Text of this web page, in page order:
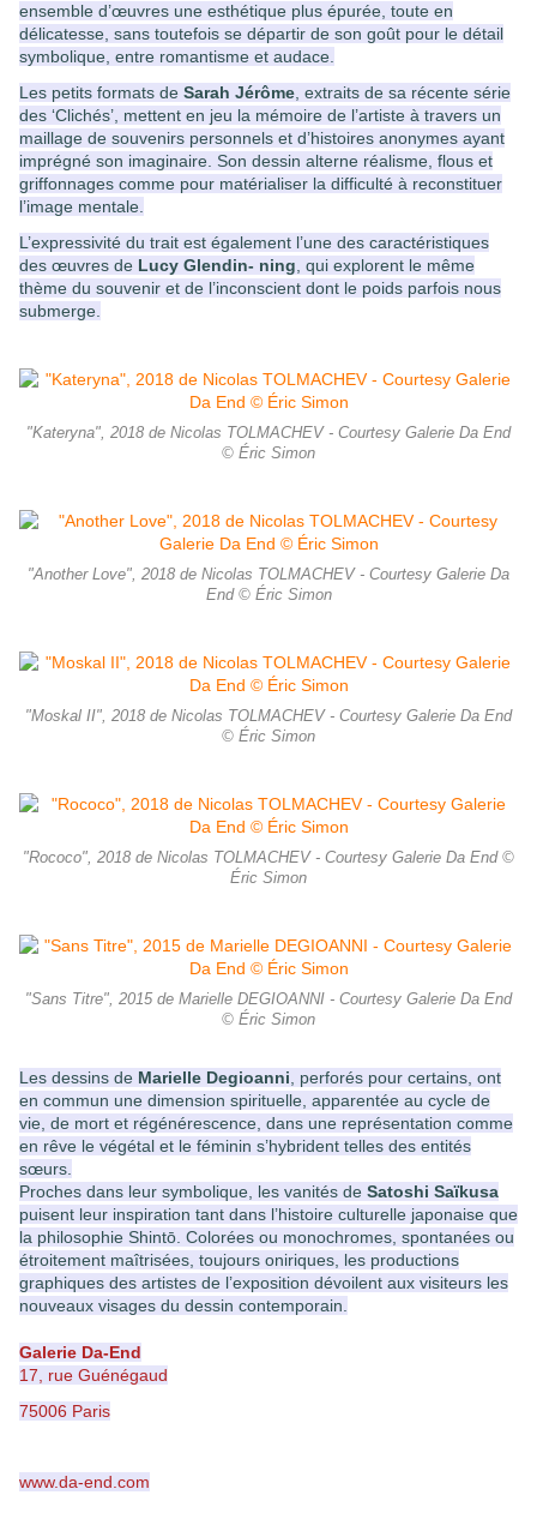
ensemble d’œuvres une esthétique plus épurée, toute en
délicatesse, sans toutefois se départir de son goût pour le détail
symbolique, entre romantisme et audace.
Les petits formats de Sarah Jérôme , extraits de sa récente série
des ‘Clichés’, mettent en jeu la mémoire de l’artiste à travers un
maillage de souvenirs personnels et d’histoires anonymes ayant
imprégné son imaginaire. Son dessin alterne réalisme, flous et
griffonnages comme pour matérialiser la difficulté à reconstituer
l’image mentale.
L’expressivité du trait est également l’une des caractéristiques
des œuvres de Lucy Glendin- ning , qui explorent le même
thème du souvenir et de l’inconscient dont le poids parfois nous
submerge.
"Kateryna", 2018 de Nicolas TOLMACHEV - Courtesy Galerie Da End
© Éric Simon
"Another Love", 2018 de Nicolas TOLMACHEV - Courtesy Galerie Da
End © Éric Simon
"Moskal II", 2018 de Nicolas TOLMACHEV - Courtesy Galerie Da End
© Éric Simon
"Rococo", 2018 de Nicolas TOLMACHEV - Courtesy Galerie Da End ©
Éric Simon
"Sans Titre", 2015 de Marielle DEGIOANNI - Courtesy Galerie Da End
© Éric Simon
Les dessins de Marielle Degioanni, perforés pour certains, ont
en commun une dimension spirituelle, apparentée au cycle de
vie, de mort et régénérescence, dans une représentation comme
en rêve le végétal et le féminin s’hybrident telles des entités
sœurs.
Proches dans leur symbolique, les vanités de Satoshi Saïkusa
puisent leur inspiration tant dans l’histoire culturelle japonaise que
la philosophie Shintō. Colorées ou monochromes, spontanées ou
étroitement maîtrisées, toujours oniriques, les productions
graphiques des artistes de l’exposition dévoilent aux visiteurs les
nouveaux visages du dessin contemporain.
Galerie Da-End
17, rue Guénégaud
75006 Paris
www.da-end.com